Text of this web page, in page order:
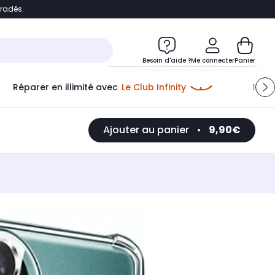
Accéder directement au chatbot
Besoin d'aide ?Me connecter
Me connecter
Nouveau client Créer mon compte
ou me connecter avec
Panier
Réparer en illimité avec Le Club Infinity
Ajouter au panier • 9,90€